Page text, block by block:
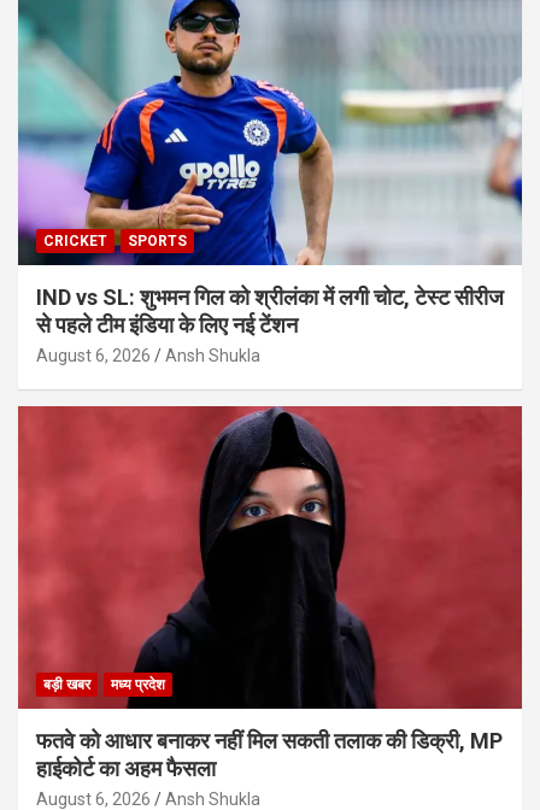
CRICKET SPORTS
IND vs SL: शुभमन गिल को श्रीलंका में लगी चोट, टेस्ट सीरीज
से पहले टीम इंडिया के लिए नई टेंशन
August 6, 2026 Ansh Shukla
बड़ी खबर मध्य प्रदेश
फतवे को आधार बनाकर नहीं मिल सकती तलाक की डिक्री, MP
हाईकोर्ट का अहम फैसला
August 6, 2026 Ansh Shukla